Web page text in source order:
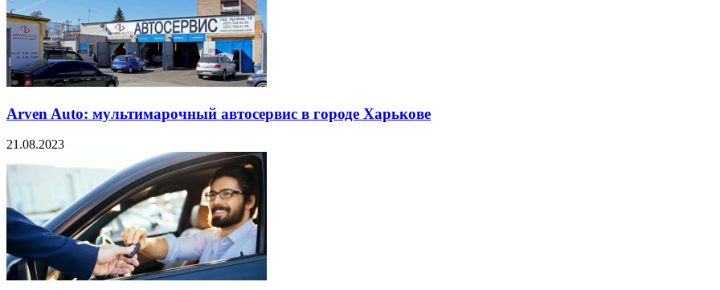
Arven Auto: мультимарочный автосервис в городе Харькове
21.08.2023